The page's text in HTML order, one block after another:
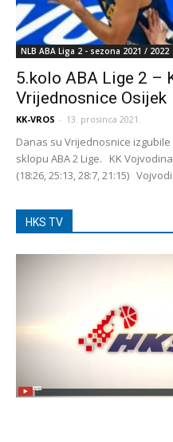
NLB ABA Liga 2 - sezona 2021 / 2022
5.kolo ABA Lige 2 –
Vrijednosnice Osijek
KK-VROS - 13. prosinca 2021.
Danas su Vrijednosnice
sklopu ABA 2 Lige. KK
(18:26, 25:13, 28:7, 21:15)
HKS TV